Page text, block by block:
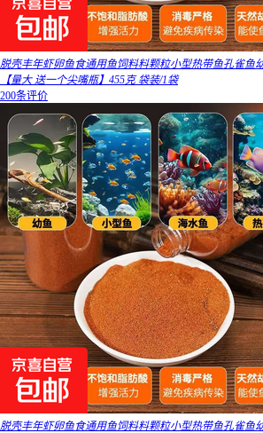
脱壳丰年虾卵鱼食通用鱼饲料料颗粒小型热带鱼孔雀鱼
【量大 送一个尖嘴瓶】455克 袋装/1袋
200条评价
脱壳丰年虾卵鱼食通用鱼饲料料颗粒小型热带鱼孔雀鱼